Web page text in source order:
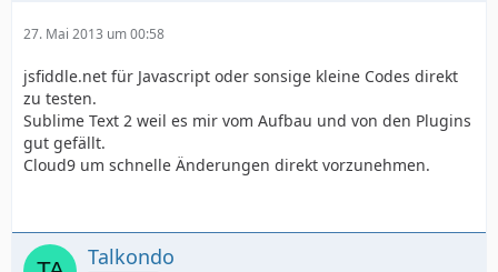
27. Mai 2013 um 00:58
jsfiddle.net für Javascript oder sonsige kleine Codes direkt
zu testen.
Sublime Text 2 weil es mir vom Aufbau und von den Plugins
gut gefällt.
Cloud9 um schnelle Änderungen direkt vorzunehmen.
Talkondo